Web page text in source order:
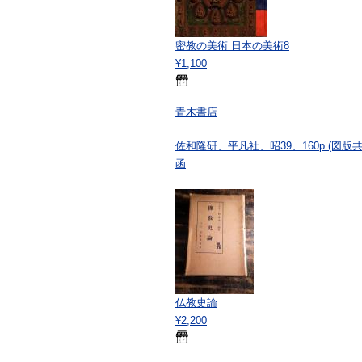
密教の美術 日本の美術8
¥1,100
青木書店
佐和隆研、平凡社、昭39、160p (図版
函
仏教史論
¥2,200